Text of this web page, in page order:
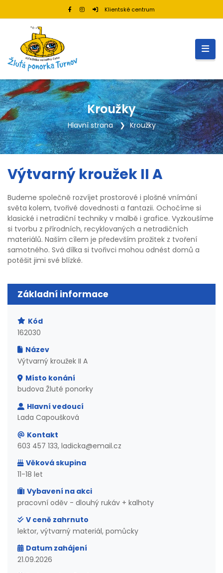
Klientské centrum
Kroužky
Hlavní strana Kroužky
Výtvarný kroužek II A
Budeme společně rozvíjet prostorové i plošné vnímání
světa kolem, tvořivé dovednosti a fantazii. Ochočíme si
klasické i netradiční techniky v malbě i grafice. Vyzkoušíme
si tvorbu z přírodních, recyklovaných a netradičních
materiálů. Naším cílem je především prožitek z tvoření
samotného. Svá dílka si tvořivci mohou odnést domů a
potěšit jimi své blízké.
Základní informace
Kód
162030
Název
Výtvarný kroužek II A
Místo konání
budova Žluté ponorky
Hlavní vedoucí
Lada Capoušková
Kontakt
603 457 133, ladicka@email.cz
Věková skupina
11-18 let
Vybavení na akci
pracovní oděv - dlouhý rukáv + kalhoty
V ceně zahrnuto
lektor, výtvarný materiál, pomůcky
Datum zahájení
21.09.2026